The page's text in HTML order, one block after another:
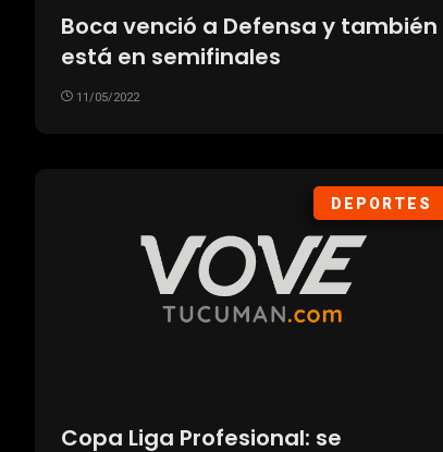
Boca venció a Defensa y también
está en semifinales
11/05/2022
DEPORTES
Copa Liga Profesional: se